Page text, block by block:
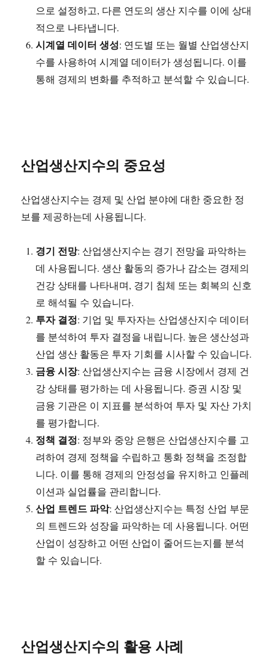
으로 설정하고, 다른 연도의 생산 지수를 이에 상대
적으로 나타냅니다.
시계열 데이터 생성: 연도별 또는 월별 산업생산지
수를 사용하여 시계열 데이터가 생성됩니다. 이를
통해 경제의 변화를 추적하고 분석할 수 있습니다.
산업생산지수의 중요성
산업생산지수는 경제 및 산업 분야에 대한 중요한 정
보를 제공하는데 사용됩니다.
경기 전망: 산업생산지수는 경기 전망을 파악하는
데 사용됩니다. 생산 활동의 증가나 감소는 경제의
건강 상태를 나타내며, 경기 침체 또는 회복의 신호
로 해석될 수 있습니다.
투자 결정: 기업 및 투자자는 산업생산지수 데이터
를 분석하여 투자 결정을 내립니다. 높은 생산성과
산업 생산 활동은 투자 기회를 시사할 수 있습니다.
금융 시장: 산업생산지수는 금융 시장에서 경제 건
강 상태를 평가하는 데 사용됩니다. 증권 시장 및
금융 기관은 이 지표를 분석하여 투자 및 자산 가치
를 평가합니다.
정책 결정: 정부와 중앙 은행은 산업생산지수를 고
려하여 경제 정책을 수립하고 통화 정책을 조정합
니다. 이를 통해 경제의 안정성을 유지하고 인플레
이션과 실업률을 관리합니다.
산업 트렌드 파악: 산업생산지수는 특정 산업 부문
의 트렌드와 성장을 파악하는 데 사용됩니다. 어떤
산업이 성장하고 어떤 산업이 줄어드는지를 분석
할 수 있습니다.
산업생산지수의 활용 사례